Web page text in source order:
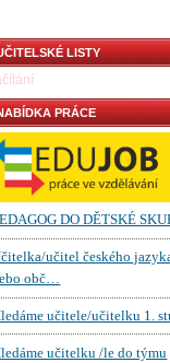
LISTY
PRÁCE